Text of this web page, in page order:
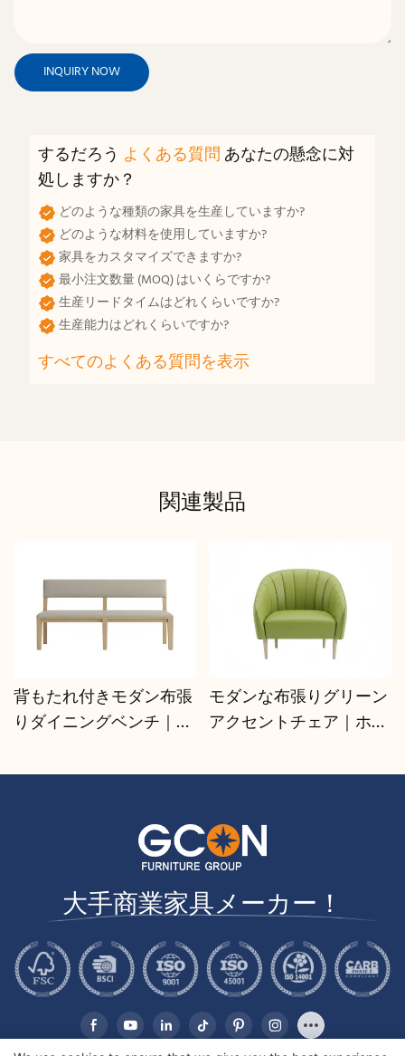
INQUIRY NOW
するだろう よくある質問 あなたの懸念に対
処しますか？
どのような種類の家具を生産していますか?
どのような材料を使用していますか?
家具をカスタマイズできますか?
最小注文数量 (MOQ) はいくらですか?
生産リードタイムはどれくらいですか?
生産能力はどれくらいですか?
すべてのよくある質問を表示
関連製品
背もたれ付きモダン布張
りダイニングベンチ｜業
向け座席 - GCON
モダンな布張りグリーン
アクセントチェア｜ホス
ジ用座席 - GCON
大手商業家具メーカー！